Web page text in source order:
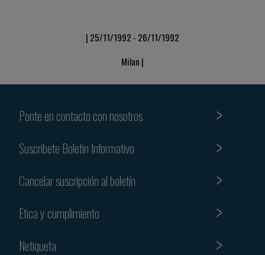
| 25/11/1992 - 26/11/1992
Milan |
Ponte en contacto con nosotros
Suscribete Boletin Informativo
Cancelar suscripción al boletín
Etica y cumplimiento
Netiqueta